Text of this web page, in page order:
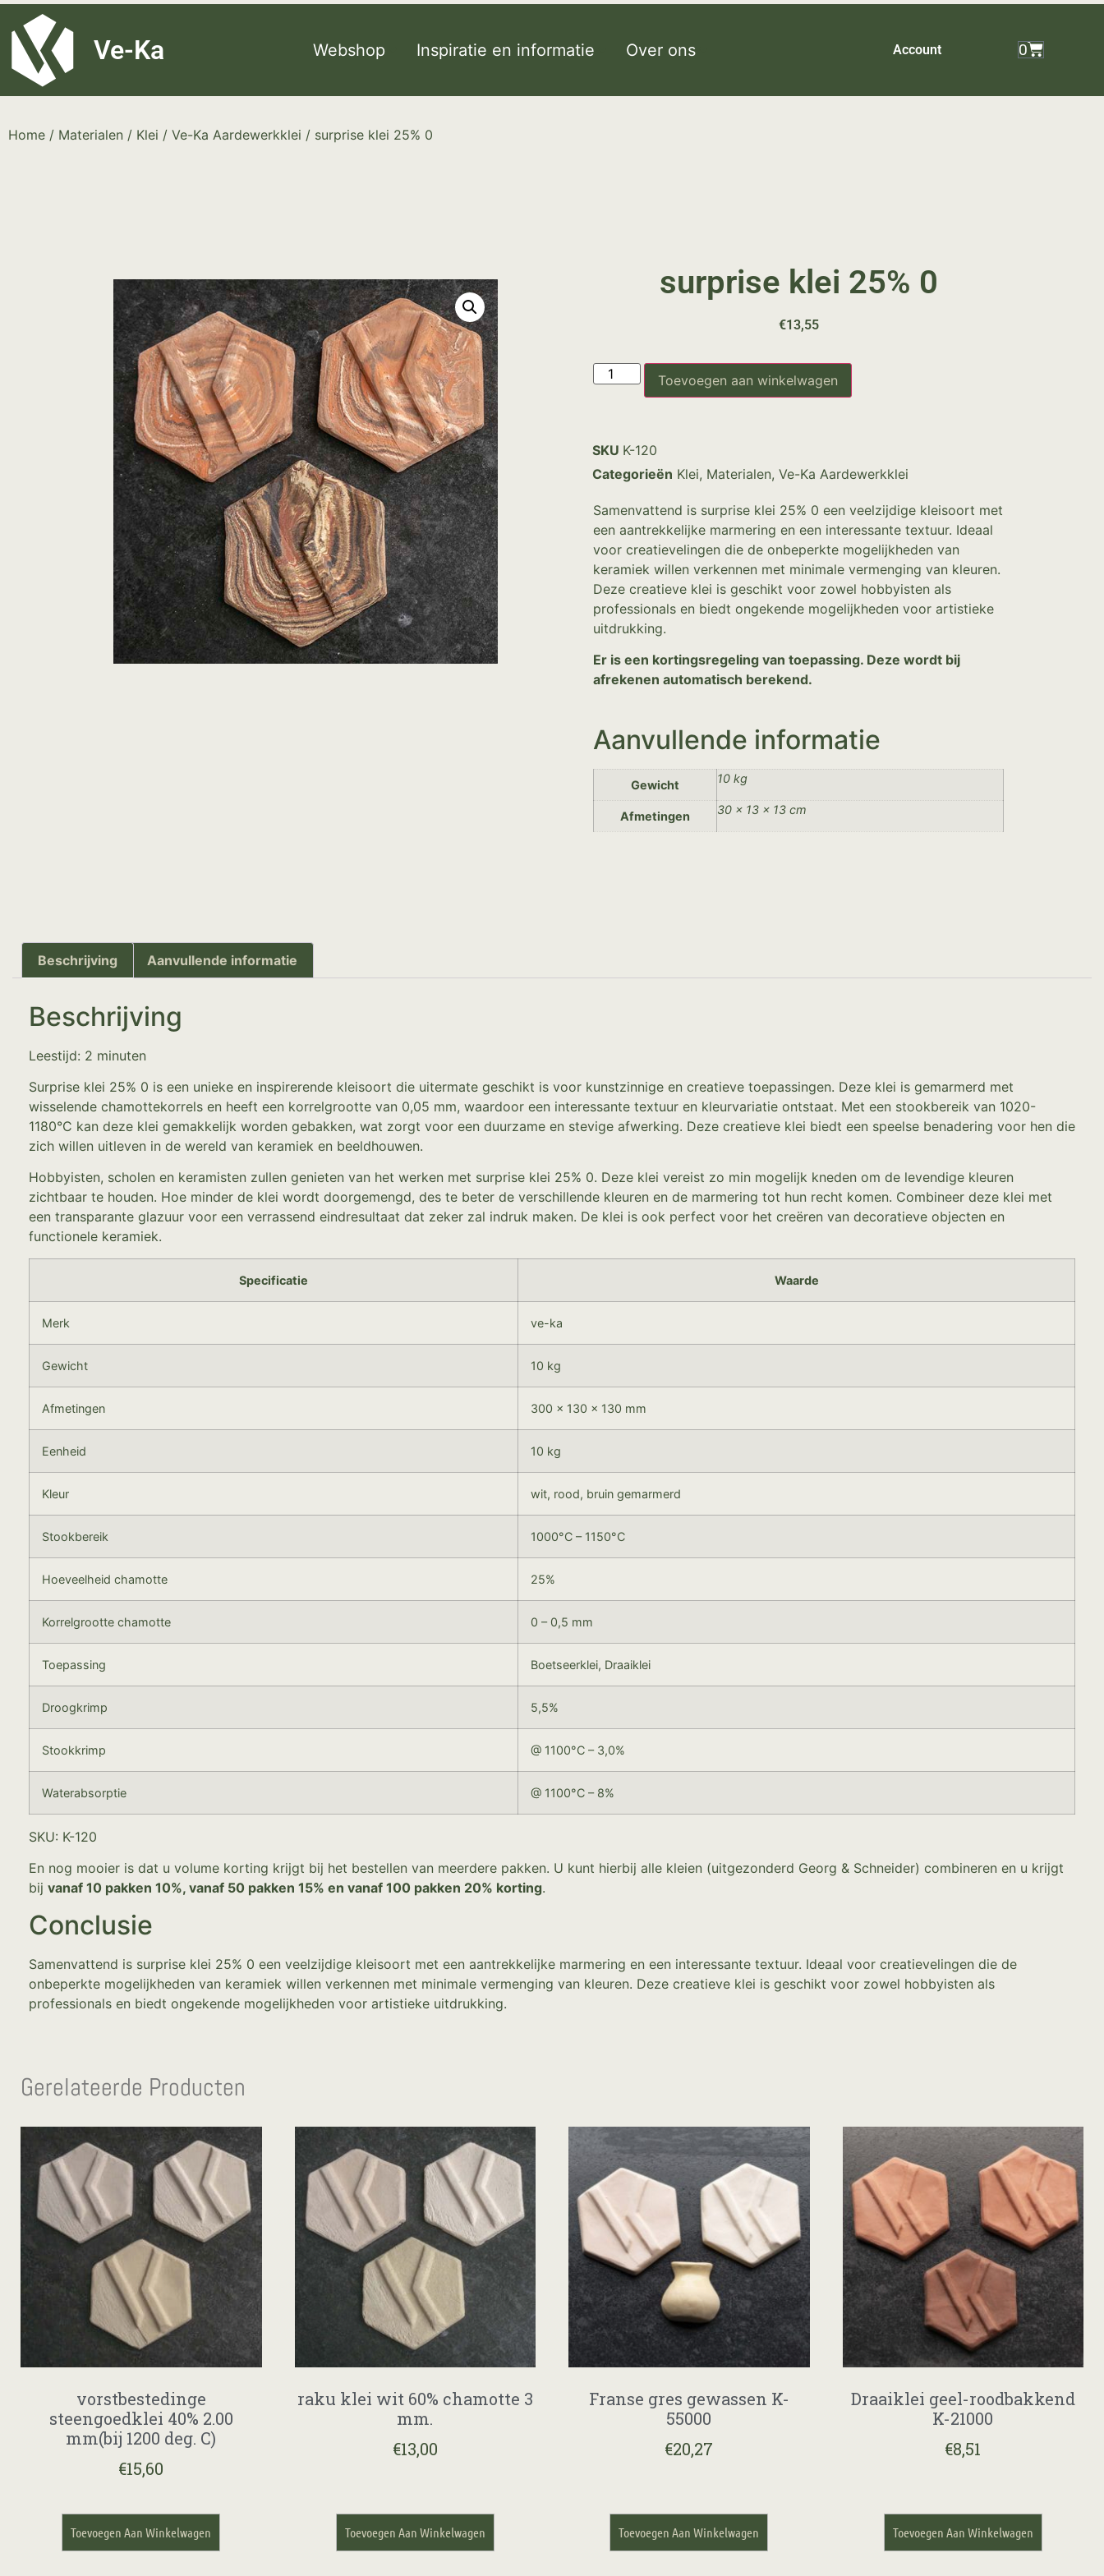
G-8P7N3X5BJ9
Ve-Ka Webshop Inspiratie en informatie Over ons Account 0
Home / Materialen / Klei / Ve-Ka Aardewerkklei / surprise klei 25% 0
surprise klei 25% 0
€13,55
Toevoegen aan winkelwagen
SKU K-120
Categorieën Klei, Materialen, Ve-Ka Aardewerkklei
Samenvattend is surprise klei 25% 0 een veelzijdige kleisoort met
een aantrekkelijke marmering en een interessante textuur. Ideaal
voor creatievelingen die de onbeperkte mogelijkheden van
keramiek willen verkennen met minimale vermenging van kleuren.
Deze creatieve klei is geschikt voor zowel hobbyisten als
professionals en biedt ongekende mogelijkheden voor artistieke
uitdrukking.
Er is een kortingsregeling van toepassing. Deze wordt bij
afrekenen automatisch berekend.
Aanvullende informatie
Gewicht 10 kg
Afmetingen 30 × 13 × 13 cm
Beschrijving Aanvullende informatie
Beschrijving
Leestijd: 2 minuten
Surprise klei 25% 0 is een unieke en inspirerende kleisoort die uitermate geschikt is voor kunstzinnige en creatieve toepassingen. Deze klei is gemarmerd met
wisselende chamottekorrels en heeft een korrelgrootte van 0,05 mm, waardoor een interessante textuur en kleurvariatie ontstaat. Met een stookbereik van 1020-
1180°C kan deze klei gemakkelijk worden gebakken, wat zorgt voor een duurzame en stevige afwerking. Deze creatieve klei biedt een speelse benadering voor hen die
zich willen uitleven in de wereld van keramiek en beeldhouwen.
Hobbyisten, scholen en keramisten zullen genieten van het werken met surprise klei 25% 0. Deze klei vereist zo min mogelijk kneden om de levendige kleuren
zichtbaar te houden. Hoe minder de klei wordt doorgemengd, des te beter de verschillende kleuren en de marmering tot hun recht komen. Combineer deze klei met
een transparante glazuur voor een verrassend eindresultaat dat zeker zal indruk maken. De klei is ook perfect voor het creëren van decoratieve objecten en
functionele keramiek.
Specificatie Waarde
Merk ve-ka
Gewicht 10 kg
Afmetingen 300 × 130 × 130 mm
Eenheid 10 kg
Kleur wit, rood, bruin gemarmerd
Stookbereik 1000°C – 1150°C
Hoeveelheid chamotte 25%
Korrelgrootte chamotte 0 – 0,5 mm
Toepassing Boetseerklei, Draaiklei
Droogkrimp 5,5%
Stookkrimp @ 1100°C – 3,0%
Waterabsorptie @ 1100°C – 8%
SKU: K-120
En nog mooier is dat u volume korting krijgt bij het bestellen van meerdere pakken. U kunt hierbij alle kleien (uitgezonderd Georg & Schneider) combineren en u krijgt
bij vanaf 10 pakken 10%, vanaf 50 pakken 15% en vanaf 100 pakken 20% korting.
Conclusie
Samenvattend is surprise klei 25% 0 een veelzijdige kleisoort met een aantrekkelijke marmering en een interessante textuur. Ideaal voor creatievelingen die de
onbeperkte mogelijkheden van keramiek willen verkennen met minimale vermenging van kleuren. Deze creatieve klei is geschikt voor zowel hobbyisten als
professionals en biedt ongekende mogelijkheden voor artistieke uitdrukking.
Gerelateerde Producten
vorstbestedinge
steengoedklei 40% 2.00
mm(bij 1200 deg. C)
€15,60
Toevoegen Aan Winkelwagen
raku klei wit 60% chamotte 3
mm.
€13,00
Toevoegen Aan Winkelwagen
Franse gres gewassen K-
55000
€20,27
Toevoegen Aan Winkelwagen
Draaiklei geel-roodbakkend
K-21000
€8,51
Toevoegen Aan Winkelwagen